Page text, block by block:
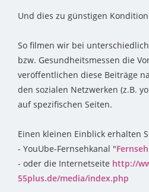
Und dies zu günstigen
So filmen wir bei
bzw. Gesundheitsmessen die
veröffentlichen diese Beiträge
den sozialen Netzwerken (z.B.
auf spezifischen Seiten.
Einen kleinen Einblick erhalten
- YouUbe-Fernsehkanal "
- oder die Internetseite http://
55plus.de/media/index.php